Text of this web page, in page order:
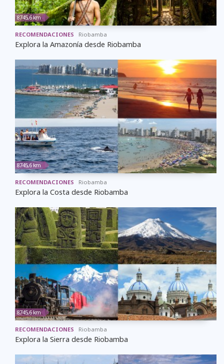
8745,6 km
RECOMENDACIONES Riobamba
Explora la Amazonía desde Riobamba
8745,6 km
RECOMENDACIONES Riobamba
Explora la Costa desde Riobamba
8745,6 km
RECOMENDACIONES Riobamba
Explora la Sierra desde Riobamba